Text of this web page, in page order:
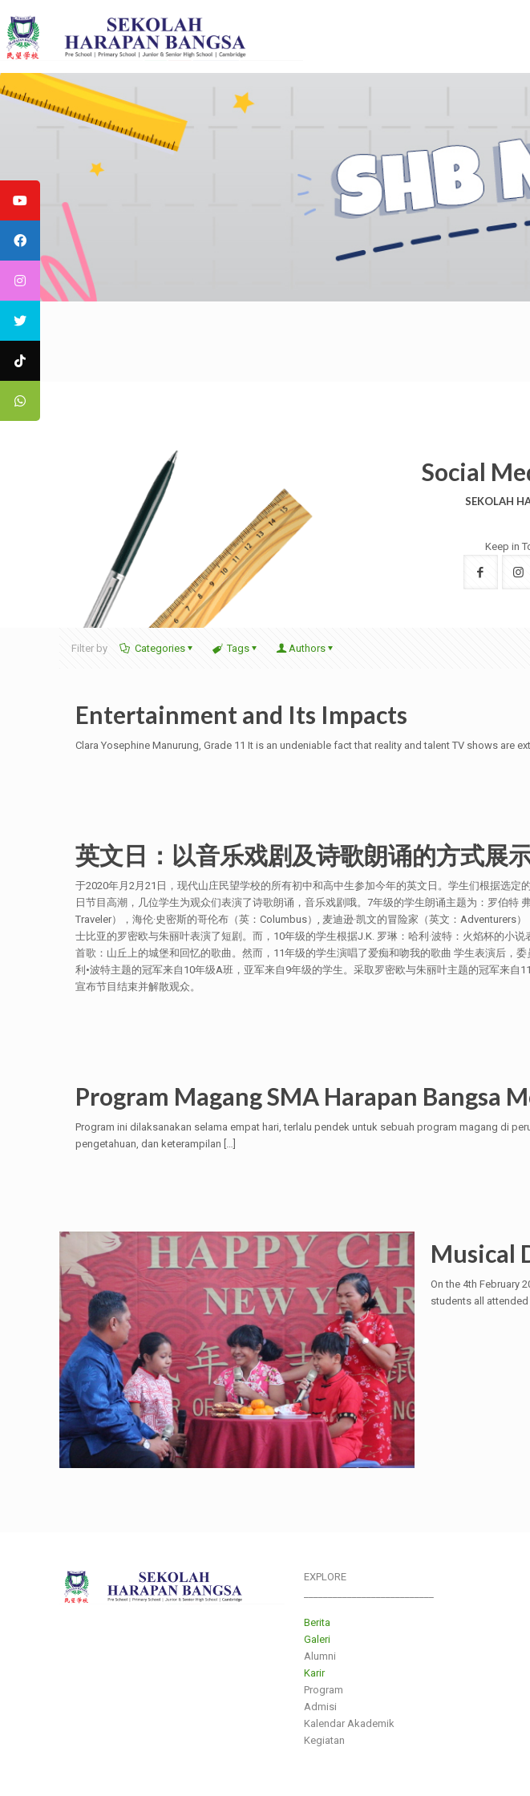
Social
SEKOLAH
Keep in
Filter by Categories Tags Authors
Entertainment and Its Impacts
Clara Yosephine Manurung, Grade 11 It is an undeniable fact that reality and talent TV shows are
英文日：以音乐戏剧及诗歌朗诵的方式展
于2020年月2月21日，现代山庄民望学校的所有初中和高中生参加今年的英文日。学生们根据选
日节目高潮，几位学生为观众们表演了诗歌朗诵，音乐戏剧哦。7年级的学生朗诵主题为：罗伯特
Traveler），海伦·史密斯的哥伦布（英：Columbus）, 麦迪逊·凯文的冒险家（英文：
士比亚的罗密欧与朱丽叶表演了短剧。而，10年级的学生根据J.K. 罗琳：哈利·波特：火焰杯的小
首歌：山丘上的城堡和回忆的歌曲。然而，11年级的学生演唱了爱痴和吻我的歌曲 学生表演后，
利•波特主题的冠军来自10年级A班，亚军来自9年级的学生。采取罗密欧与朱丽叶主题的冠军来
宣布节目结束并解散观众。
Program Magang SMA Harapan Bangsa
Program ini dilaksanakan selama empat hari, terlalu pendek untuk sebuah program magang di
pengetahuan, dan keterampilan […]
Musical
On the 4th February
students all
EXPLORE
Berita
Galeri
Alumni
Karir
Program
Admisi
Kalendar Akademik
Kegiatan